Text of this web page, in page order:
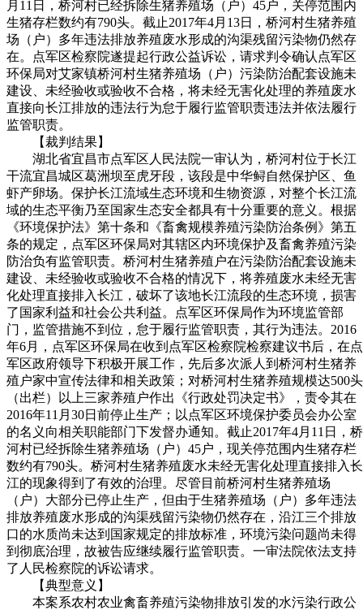
月11日，桥河村已经拆除生猪养殖场（户）45户，关停范围内
生猪存栏数约有790头。截止2017年4月13日，桥河村生猪养殖
场（户）多年违法排放养殖废水形成的沟渠残留污染物仍然存
在。点军区检察院遂提起行政公益诉讼，请求判令确认点军区
环保局对艾家镇桥河村生猪养殖场（户）污染防治配套设施未
建设、未经验收或验收不合格，将未经无害化处理的养殖废水
直接向长江排放的违法行为怠于履行监管职责违法并依法履行
监管职责。
【裁判结果】
湖北省宜昌市点军区人民法院一审认为，桥河村位于长江
干流宜昌城区葛洲坝至虎牙段，该段是中华鲟自然保护区、鱼
虾产卵场。保护长江流域生态环境和生物资源，对整个长江流
域的生态平衡乃至国家生态安全都具有十分重要的意义。根据
《环境保护法》第十条和《畜禽规模养殖污染防治条例》第五
条的规定，点军区环保局对其辖区内环境保护及畜禽养殖污染
防治负有监管职责。桥河村生猪养殖户在污染防治配套设施未
建设、未经验收或验收不合格的情况下，将养殖废水未经无害
化处理直接排入长江，破坏了该地长江流段的生态环境，损害
了国家利益和社会公共利益。点军区环保局作为环境监管部
门，监管措施不到位，怠于履行监管职责，其行为违法。2016
年6月，点军区环保局在收到点军区检察院检察建议书后，在点
军区政府领导下积极开展工作，先后多次派人到桥河村生猪养
殖户家中宣传法律和相关政策；对桥河村生猪养殖规模达500头
（出栏）以上三家养殖户作出《行政处罚决定书》，责令其在
2016年11月30日前停止生产；以点军区环境保护委员会办公室
的名义向相关职能部门下发督办通知。截止2017年4月11日，桥
河村已经拆除生猪养殖场（户）45户，现关停范围内生猪存栏
数约有790头。桥河村生猪养殖废水未经无害化处理直接排入长
江的现象得到了有效的治理。尽管目前桥河村生猪养殖场
（户）大部分已停止生产，但由于生猪养殖场（户）多年违法
排放养殖废水形成的沟渠残留污染物仍然存在，沿江三个排放
口的水质尚未达到国家规定的排放标准，环境污染问题尚未得
到彻底治理，故被告应继续履行监管职责。一审法院依法支持
了人民检察院的诉讼请求。
【典型意义】
本案系农村农业禽畜养殖污染物排放引发的水污染行政公